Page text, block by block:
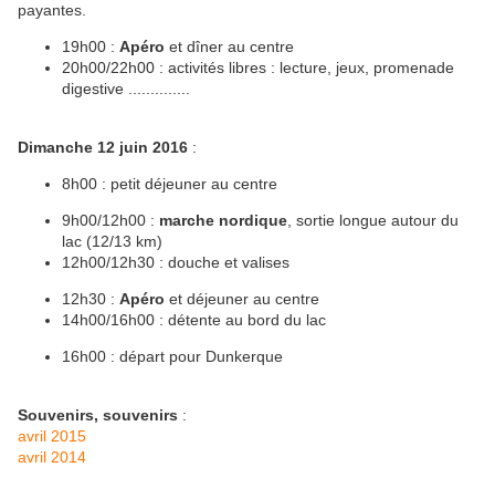
payantes.
19h00 : Apéro et dîner au centre
20h00/22h00 : activités libres : lecture, jeux, promenade
digestive ..............
Dimanche 12 juin 2016 :
8h00 : petit déjeuner au centre
9h00/12h00 : marche nordique , sortie longue autour du
lac (12/13 km)
12h00/12h30 : douche et valises
12h30 : Apéro et déjeuner au centre
14h00/16h00 : détente au bord du lac
16h00 : départ pour Dunkerque
Souvenirs, souvenirs :
avril 2015
avril 2014